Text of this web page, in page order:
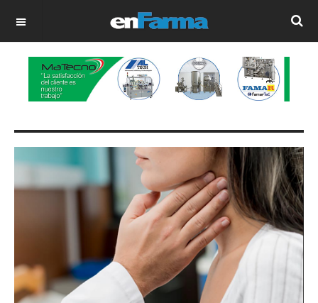
OFF CANVAS